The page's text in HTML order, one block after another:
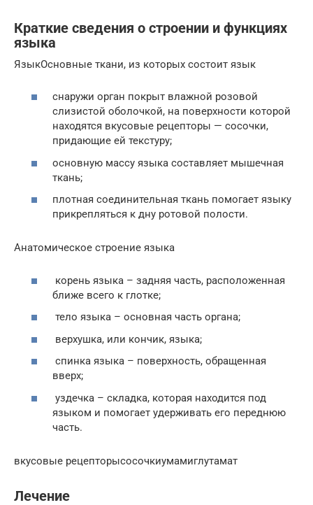
Краткие сведения о строении и функциях
языка
ЯзыкОсновные ткани, из которых состоит язык
снаружи орган покрыт влажной розовой
слизистой оболочкой, на поверхности которой
находятся вкусовые рецепторы — сосочки,
придающие ей текстуру;
основную массу языка составляет мышечная
ткань;
плотная соединительная ткань помогает языку
прикрепляться к дну ротовой полости.
Анатомическое строение языка
корень языка – задняя часть, расположенная
ближе всего к глотке;
тело языка – основная часть органа;
верхушка, или кончик, языка;
спинка языка – поверхность, обращенная
вверх;
уздечка – складка, которая находится под
языком и помогает удерживать его переднюю
часть.
вкусовые рецепторысосочкиумамиглутамат
Лечение